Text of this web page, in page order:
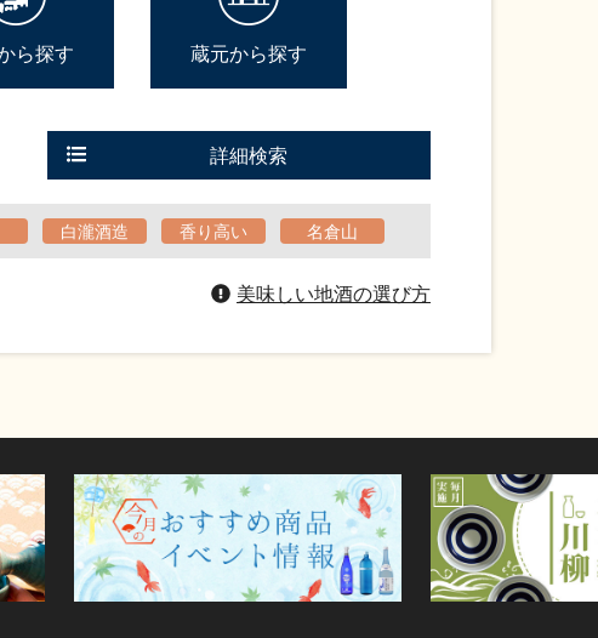
ら探す 蔵元から探す
詳細検索
白瀧酒造 香り高い 名倉山
美味しい地酒の選び方